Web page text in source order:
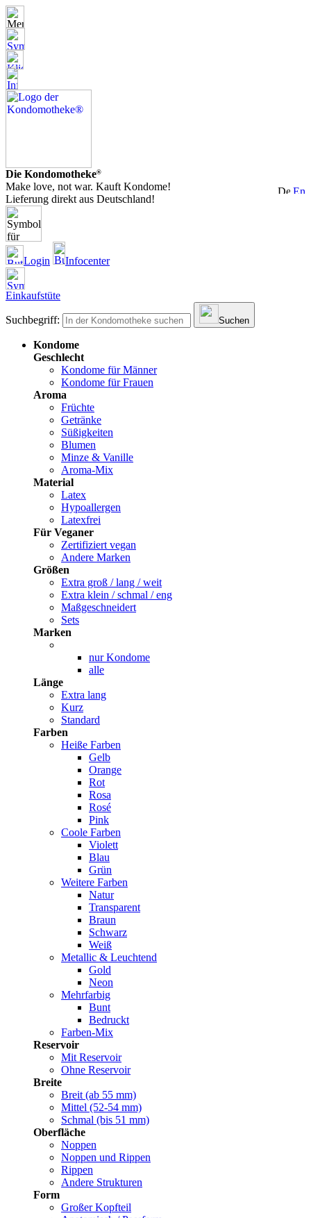
Die Kondomotheke®
Make love, not war. Kauft Kondome!
Lieferung direkt aus Deutschland!
Login Infocenter
Einkaufstüte
Suchbegriff: Suchen
Kondome
Geschlecht
Kondome für Männer
Kondome für Frauen
Aroma
Früchte
Getränke
Süßigkeiten
Blumen
Minze & Vanille
Aroma-Mix
Material
Latex
Hypoallergen
Latexfrei
Für Veganer
Zertifiziert vegan
Andere Marken
Größen
Extra groß / lang / weit
Extra klein / schmal / eng
Maßgeschneidert
Sets
Marken
nur Kondome
alle
Länge
Extra lang
Kurz
Standard
Farben
Heiße Farben
Gelb
Orange
Rot
Rosa
Rosé
Pink
Coole Farben
Violett
Blau
Grün
Weitere Farben
Natur
Transparent
Braun
Schwarz
Weiß
Metallic & Leuchtend
Gold
Neon
Mehrfarbig
Bunt
Bedruckt
Farben-Mix
Reservoir
Mit Reservoir
Ohne Reservoir
Breite
Breit (ab 55 mm)
Mittel (52-54 mm)
Schmal (bis 51 mm)
Oberfläche
Noppen
Noppen und Rippen
Rippen
Andere Strukturen
Form
Großer Kopfteil